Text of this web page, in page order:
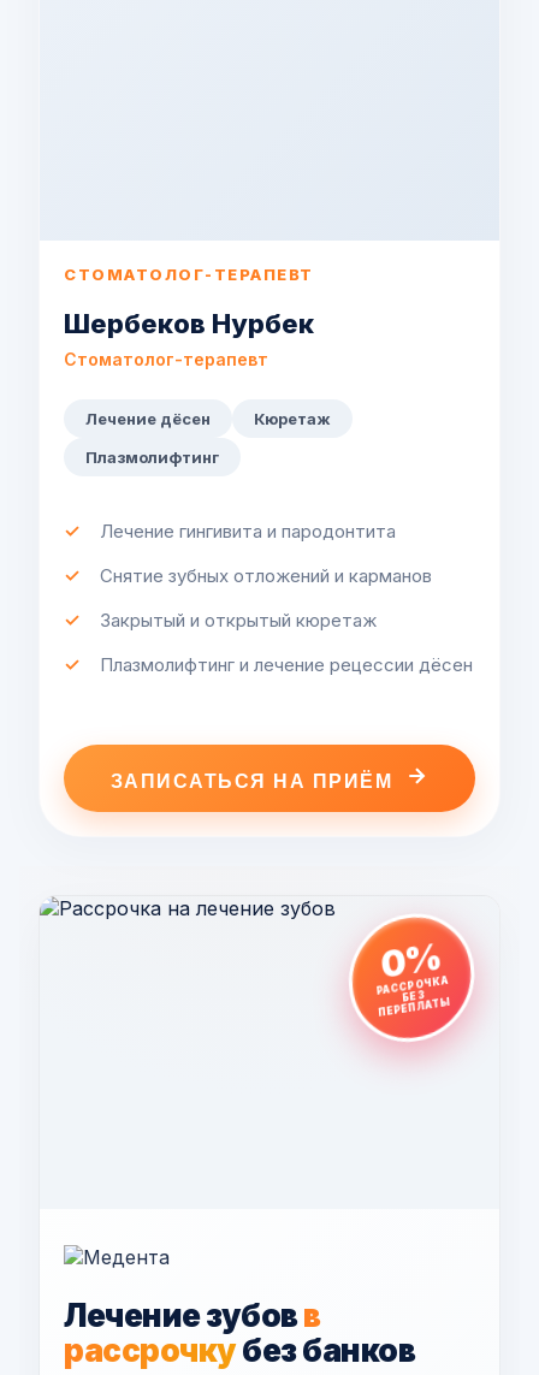
СТОМАТОЛОГ-ТЕРАПЕВТ
Шербеков Нурбек
Стоматолог-терапевт
Лечение дёсен
Кюретаж
Плазмолифтинг
Лечение гингивита и пародонтита
Снятие зубных отложений и карманов
Закрытый и открытый кюретаж
Плазмолифтинг и лечение рецессии дёсен
ЗАПИСАТЬСЯ НА ПРИЁМ
Лечение зубовв
рассрочкубез банков
0%
РАССРОЧКА
БЕЗ
ПЕРЕПЛАТЫ